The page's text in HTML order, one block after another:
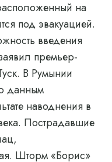
на
под эвакуацией.
введения
премьер-
В Румынии
данным
наводнения в
Пострадавшие
Шторм «Борис»